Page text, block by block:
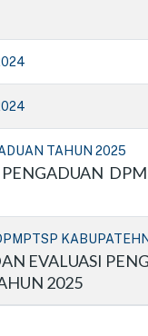
TAHUN 2025
EVALUASI
2025